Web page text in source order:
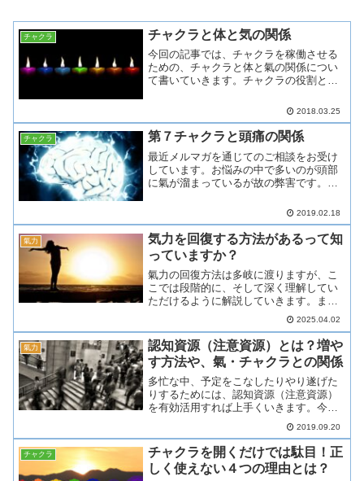
チャクラ チャクラと体と気の関係
今回の記事では、チャクラを稼働させる
ための、チャクラと体と氣の関係につい
て書いていきます。チャクラの役割とは
そして様々な説があります。当塾の、実
際に開発を続けてきた経験上からの解釈
は以下の通りになります。...
2018.03.25
チャクラ 第７チャクラと頭痛の関係
最近メルマガを通じてのご相談をお受け
しています。お悩みの中で多いのが頭部
に氣が溜まっているが故の弊害です。こ
めば、簡単に解決出来るものです。今回
の記事では、頭部に氣が溜まる弊害と原
因、解決方法について書い...
2019.02.18
氣力
気力を回復する方法があるって知
っていますか？
氣力の回復方法は多岐に渡りますが、こ
こでは段階的に、そして深く理解してい
ただけるように解説していきます。ま
た、当塾でも氣力回復の方法を教えてい
ますのでご興味のある方はご相談くださ
い。大前提：氣とは何か？まず、氣とは
生命エネルギーであり、私た...
2025.04.02
氣力
認知資源（注意資源）とは？増や
す方法や、氣・チャクラとの関係
多忙な中、予定をこなしたりやり遂げた
りするためには、認知資源（注意資源）
を有効活用すれば上手くいきます。今回
の記事では、認知資源の増やし方や、
氣・チャクラとの関係について書いてい
きます。認知資源（注意資源）とは？集
中、注意、思考等の脳の使う...
2019.09.20
チャクラ
チャクラを開くだけでは駄目！正
しく使えない４つの理由とは？